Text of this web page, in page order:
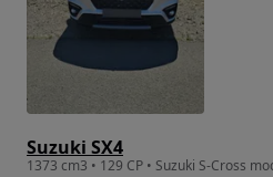
Suzuki SX4